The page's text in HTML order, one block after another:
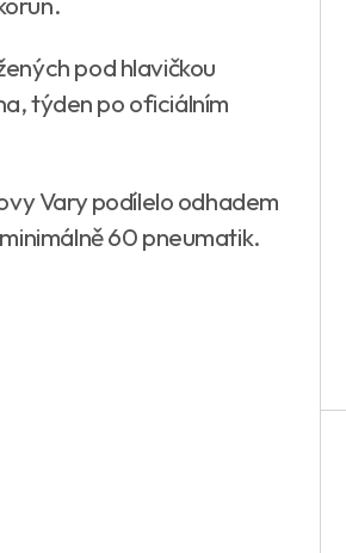
pod hlavičkou
týden po oficiálním
Vary podílelo odhadem
60 pneumatik.